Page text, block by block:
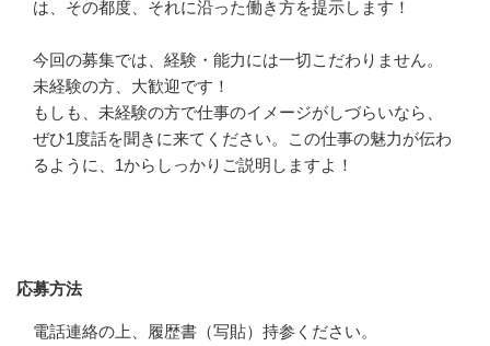
は、その都度、それに沿った働き方を提示します！
今回の募集では、経験・能力には一切こだわりません。
未経験の方、大歓迎です！
もしも、未経験の方で仕事のイメージがしづらいなら、
ぜひ1度話を聞きに来てください。この仕事の魅力が伝わ
るように、1からしっかりご説明しますよ！
応募方法
電話連絡の上、履歴書（写貼）持参ください。